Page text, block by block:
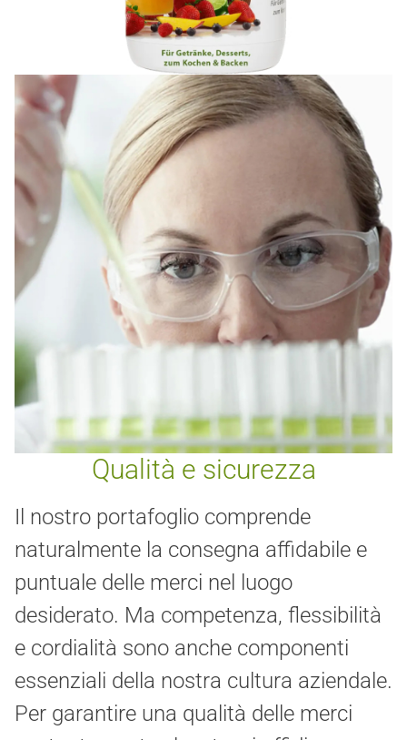
Qualità e sicurezza
Il nostro portafoglio comprende
naturalmente la consegna affidabile e
puntuale delle merci nel luogo
desiderato. Ma competenza, flessibilità
e cordialità sono anche componenti
essenziali della nostra cultura aziendale.
Per garantire una qualità delle merci